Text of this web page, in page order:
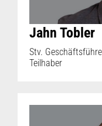
Jahn Tobler
Stv.
Teilhaber